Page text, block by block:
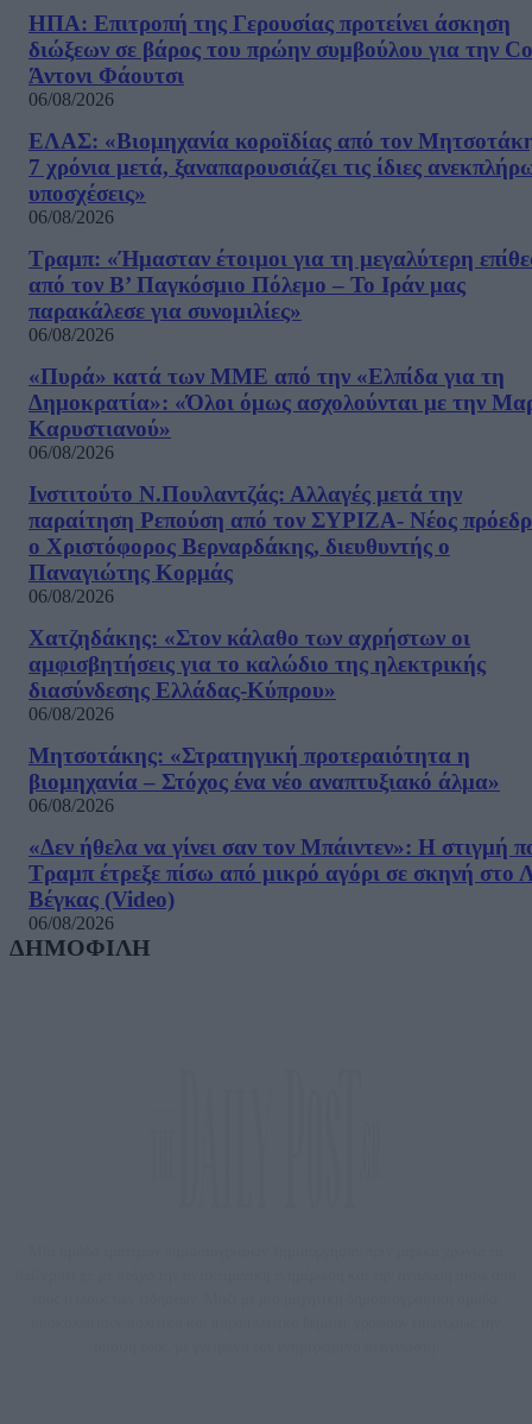
ΗΠΑ: Επιτροπή της Γερουσίας προτείνει άσκηση
διώξεων σε βάρος του πρώην συμβούλου για την
Άντονι Φάουτσι
06/08/2026
ΕΛΑΣ: «Βιομηχανία κοροϊδίας από τον
7 χρόνια μετά, ξαναπαρουσιάζει τις ίδιες
υποσχέσεις»
06/08/2026
Τραμπ: «Ήμασταν έτοιμοι για τη μεγαλύτερη
από τον Β’ Παγκόσμιο Πόλεμο – Το Ιράν μας
παρακάλεσε για συνομιλίες»
06/08/2026
«Πυρά» κατά των ΜΜΕ από την «Ελπίδα για τη
Δημοκρατία»: «Όλοι όμως ασχολούνται με την
Καρυστιανού»
06/08/2026
Ινστιτούτο Ν.Πουλαντζάς: Αλλαγές μετά την
παραίτηση Ρεπούση από τον ΣΥΡΙΖΑ- Νέος
ο Χριστόφορος Βερναρδάκης, διευθυντής ο
Παναγιώτης Κορμάς
06/08/2026
Χατζηδάκης: «Στον κάλαθο των αχρήστων οι
αμφισβητήσεις για το καλώδιο της ηλεκτρικής
διασύνδεσης Ελλάδας-Κύπρου»
06/08/2026
Μητσοτάκης: «Στρατηγική προτεραιότητα η
βιομηχανία – Στόχος ένα νέο αναπτυξιακό άλμα»
06/08/2026
«Δεν ήθελα να γίνει σαν τον Μπάιντεν»: Η στιγμή
Τραμπ έτρεξε πίσω από μικρό αγόρι σε σκηνή στο
Βέγκας (Video)
06/08/2026
ΔΗΜΟΦΙΛΗ